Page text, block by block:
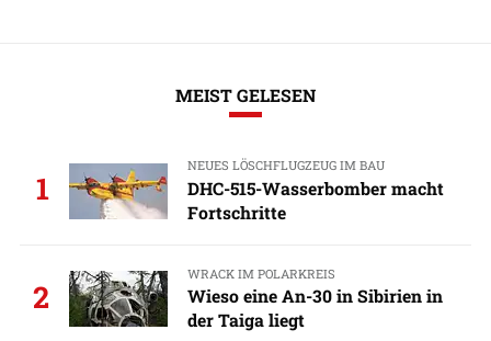
MEIST GELESEN
1
NEUES LÖSCHFLUGZEUG IM BAU
DHC-515-Wasserbomber macht
Fortschritte
2
WRACK IM POLARKREIS
Wieso eine An-30 in Sibirien in
der Taiga liegt